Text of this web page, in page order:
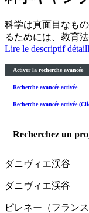
科学は真面目なも
るためには、教育
Lire le descriptif
Activer la recherche avancée
Recherche avancée activée
Recherche avancée activée
Recherchez un
ダニヴィエ渓谷
ダニヴィエ渓谷
ピレネー（フランス